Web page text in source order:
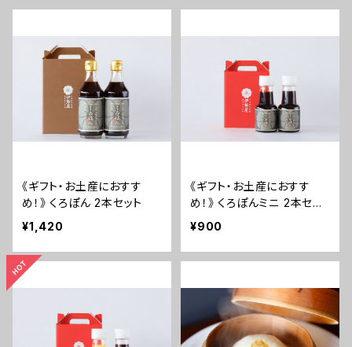
《ギフト・お土産におすす
め！》 くろぽん 2本セット
¥1,420
《ギフト・お土産におすす
め！》 くろぽんミニ 2本セッ
ト
¥900